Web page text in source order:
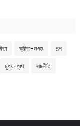
ক্রীড়া-জগত গল্প
মুখ্য-পৃষ্ঠা ৰাজনীতি